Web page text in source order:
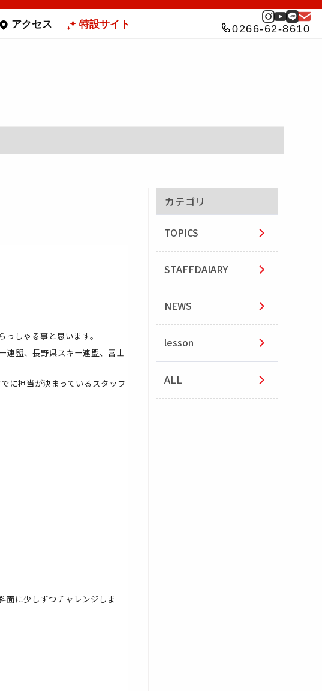
アクセス 特設サイト 0266-62-8610
しゃる事と思います。
連盟、長野県スキー連盟、富士
に担当が決まっているスタッフ
面に少しずつチャレンジしま
カテゴリ
TOPICS
STAFFDAIARY
NEWS
lesson
ALL